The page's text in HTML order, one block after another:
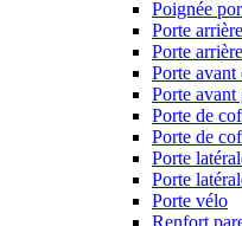
Poignée
Porte
Porte
Porte avant
Porte avant
Porte de
Porte de
Porte
Porte
Porte vélo
Renfort